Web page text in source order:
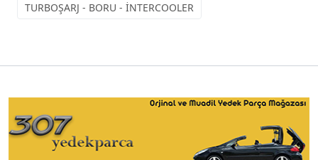
TURBOŞARJ - BORU - İNTERCOOLER